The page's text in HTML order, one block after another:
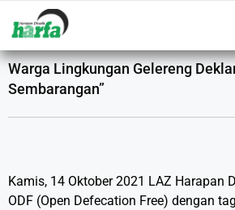
Warga Lingkungan Gelereng
Sembarangan”
Kamis, 14 Oktober 2021 LAZ Harapan
ODF (Open Defecation Free) dengan